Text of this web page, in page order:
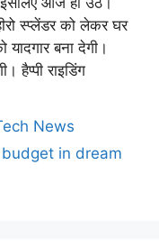
स्प्लेंडर को लेकर घर
बना देगी।
हैप्पी राइडिंग
News
in dream